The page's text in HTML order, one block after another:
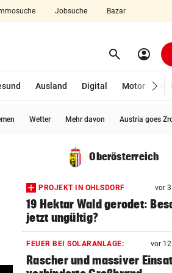
Jobsuche Bazar
search Suchen
account_circle
Ausland Digital Motor
Wetter Mehr davon Austria goes
Oberösterreich
PROJEKT IN OHLSDORF vor
19 Hektar Wald gerodet:
jetzt ungültig?
FEUER BEI SOLARANLAGE: vor
Rascher und massiver